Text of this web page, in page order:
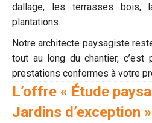
dallage, les terrasses bois,
plantations.
Notre architecte paysagiste
tout au long du chantier, c’est
prestations conformes à votre
L’offre « Étude
Jardins d’exception »